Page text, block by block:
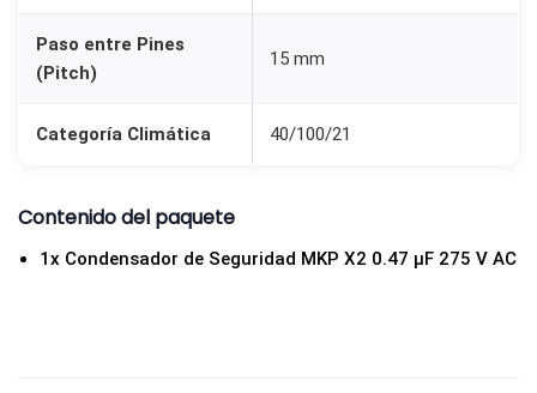
m
m
a
t
i
Paso entre Pines
(Pitch)
15 mm
Categoría Climática 40/100/21
Contenido del paquete
1x Condensador de Seguridad MKP X2 0.47 µF 275 V AC